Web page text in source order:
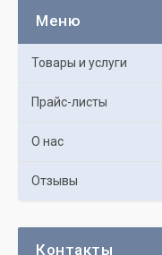
Товары и услуги
Прайс-листы
О нас
Отзывы